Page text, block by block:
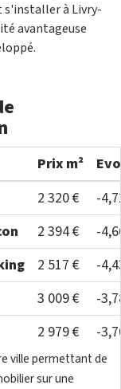
s'installer à Livry-
avantageuse
Prix m²
2 320 €
-
2 394 €
-
2 517 €
-
3 009 €
-
2 979 € -
ville permettant de
sur une